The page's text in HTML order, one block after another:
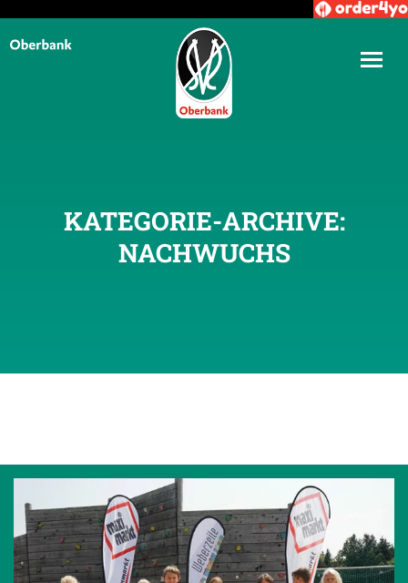
KATEGORIE-ARCHIVE:
NACHWUCHS